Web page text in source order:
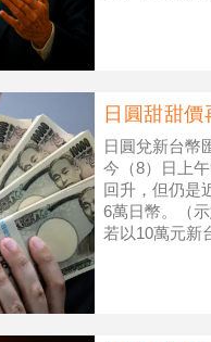
日圓甜甜
日圓兌新台幣
今（8）日上
回升，但仍是
6萬日幣。（
若以10萬元新